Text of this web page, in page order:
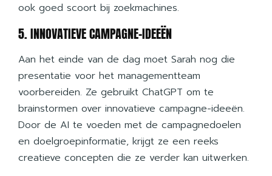
ook goed scoort bij zoekmachines.
5. INNOVATIEVE CAMPAGNE-IDEEËN
Aan het einde van de dag moet Sarah nog die
presentatie voor het managementteam
voorbereiden. Ze gebruikt ChatGPT om te
brainstormen over innovatieve campagne-ideeën.
Door de AI te voeden met de campagnedoelen
en doelgroepinformatie, krijgt ze een reeks
creatieve concepten die ze verder kan uitwerken.